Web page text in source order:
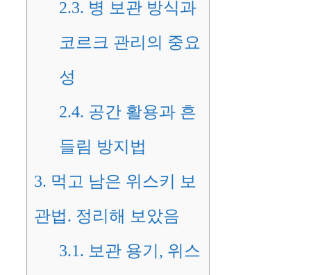
2.3. 병 보관 방식과
코르크 관리의 중요
성
2.4. 공간 활용과 흔
들림 방지법
3. 먹고 남은 위스키 보
관법. 정리해 보았음
3.1. 보관 용기, 위스